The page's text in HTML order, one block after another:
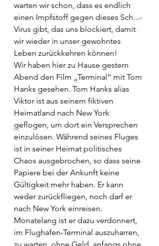
warten wir schon, dass es endlich
einen Impfstoff gegen dieses Sch...-
Virus gibt, das uns blockiert, damit
wir wieder in unser gewohntes
Leben zurückkehren können!
Wir haben hier zu Hause gestern
Abend den Film „Terminal“ mit Tom
Hanks gesehen. Tom Hanks alias
Viktor ist aus seinem fiktiven
Heimatland nach New York
geflogen, um dort ein Versprechen
einzulösen. Während seines Fluges
ist in seiner Heimat politisches
Chaos ausgebrochen, so dass seine
Papiere bei der Ankunft keine
Gültigkeit mehr haben. Er kann
weder zurückfliegen, noch darf er
nach New York einreisen.
Monatelang ist er dazu verdonnert,
im Flughafen-Terminal auszuharren,